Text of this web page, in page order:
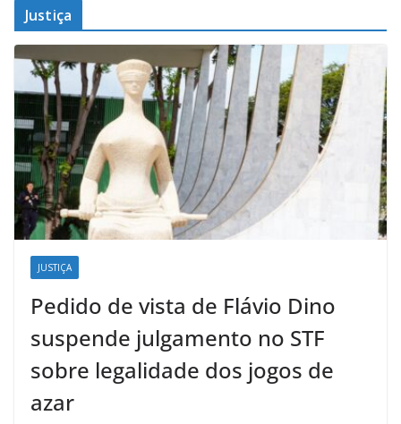
Justiça
JUSTIÇA
Pedido de vista de Flávio Dino
suspende julgamento no STF
sobre legalidade dos jogos de
azar